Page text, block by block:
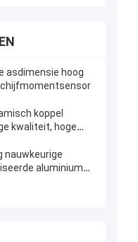
asdimensie hoog
koppel
kwaliteit, hoge
werking
nauwkeurige
aluminium